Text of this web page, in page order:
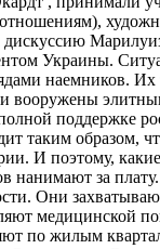
Украины.
наемников. Их
поддержке
таким образом,
И поэтому,
нанимают за
Они
медицинской
по жилым